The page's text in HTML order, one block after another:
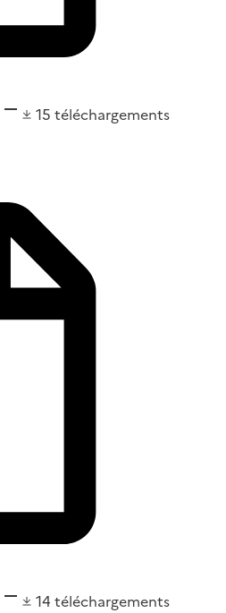
15 téléchargements
14 téléchargements